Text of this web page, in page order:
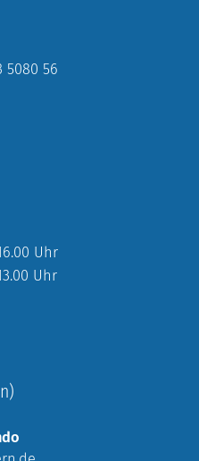
5080 56
Uhr
Uhr